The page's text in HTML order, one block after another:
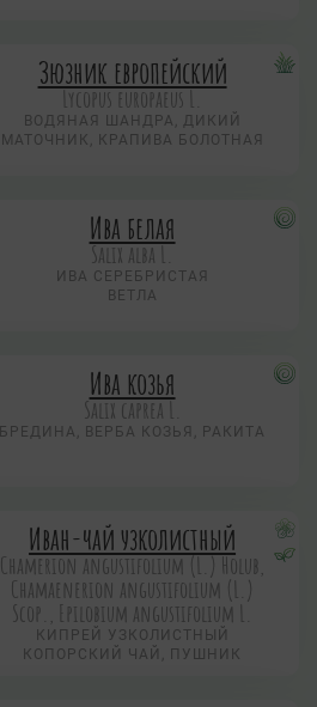
Зюзник европейский
Lycopus europaeus L.
ВОДЯНАЯ ШАНДРА, ДИКИЙ
МАТОЧНИК, КРАПИВА БОЛОТНАЯ
Ива белая
Salix alba L.
ИВА СЕРЕБРИСТАЯ
ВЕТЛА
Ива козья
Salix caprea L.
БРЕДИНА, ВЕРБА КОЗЬЯ, РАКИТА
Иван-чай узколистный
Chamerion angustifolium (L.) Holub,
Chamaenerion angustifolium (L.)
Scop., Epilobium angustifolium L.
КИПРЕЙ УЗКОЛИСТНЫЙ
КОПОРСКИЙ ЧАЙ, ПУШНИК